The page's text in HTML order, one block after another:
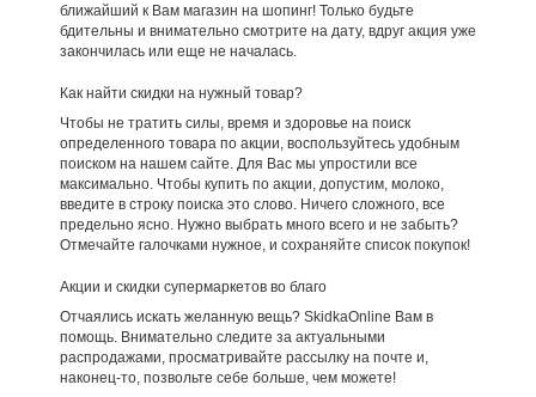
ближайший к Вам магазин на шопинг! Только будьте
бдительны и внимательно смотрите на дату, вдруг акция уже
закончилась или еще не началась.
Как найти скидки на нужный товар?
Чтобы не тратить силы, время и здоровье на поиск
определенного товара по акции, воспользуйтесь удобным
поиском на нашем сайте. Для Вас мы упростили все
максимально. Чтобы купить по акции, допустим, молоко,
введите в строку поиска это слово. Ничего сложного, все
предельно ясно. Нужно выбрать много всего и не забыть?
Отмечайте галочками нужное, и сохраняйте список покупок!
Акции и скидки супермаркетов во благо
Отчаялись искать желанную вещь? SkidkaOnline Вам в
помощь. Внимательно следите за актуальными
распродажами, просматривайте рассылку на почте и,
наконец-то, позвольте себе больше, чем можете!